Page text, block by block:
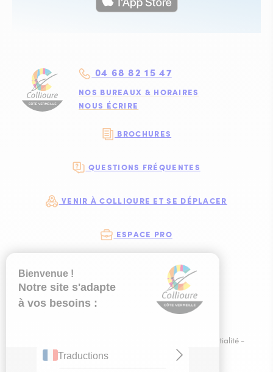
04 68 82 15 47
NOS BUREAUX & HORAIRES
NOUS ÉCRIRE
BROCHURES
QUESTIONS FRÉQUENTES
VENIR À COLLIOURE ET SE DÉPLACER
ESPACE PRO
NEWSLETTER
#COLLIOURE
SUIVEZ-NOUS
SUIVEZ-NOUS
SUIVEZ-
SUIVEZ-
Politique de confidentialité -
Ce site est éco-conçu !
Éditer mes cookies